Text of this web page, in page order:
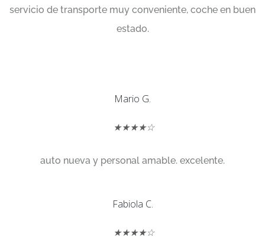
servicio de transporte muy conveniente, coche en buen
estado.
Mario G.
★★★★☆
auto nueva y personal amable. excelente.
Fabiola C.
★★★★☆